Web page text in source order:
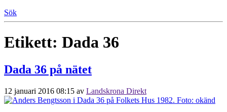
Sök
Etikett: Dada 36
Dada 36 på nätet
12 januari 2016 08:15 av Landskrona Direkt